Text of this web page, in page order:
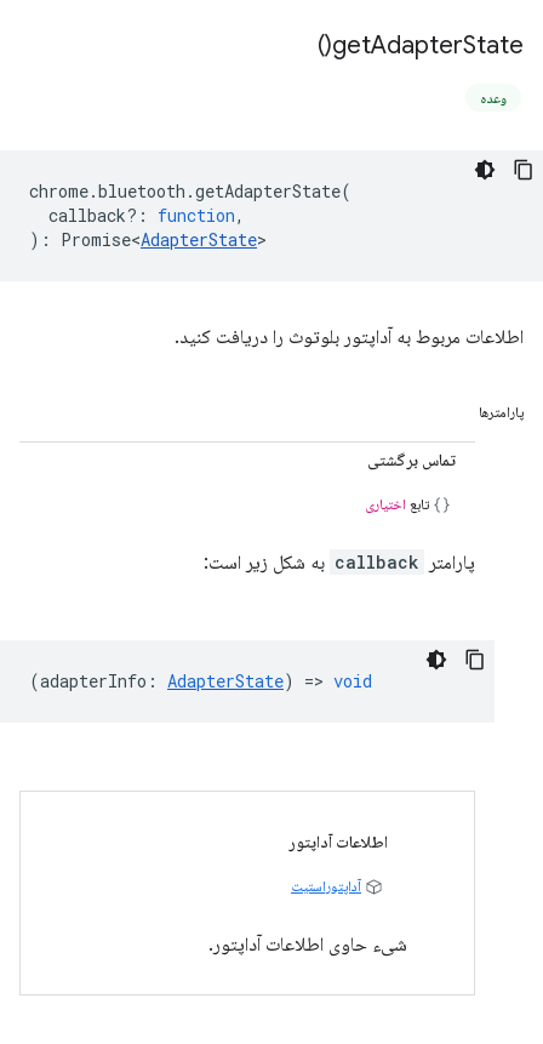
getAdapterState(
)
وعده
chrome.bluetooth .getAdapterState(
callback? : function,
) : Promise<AdapterState>
اطلاعات مربوط به آداپتور بلوتوث را دریافت کنید.
پارامترها
تماس برگشتی
تابع اختیاری
پارامتر callback به شکل زیر است:
(adapterInfo : AdapterState) => void
اطلاعات آداپتور
آداپتوراستیت
شیء حاوی اطلاعات آداپتور.